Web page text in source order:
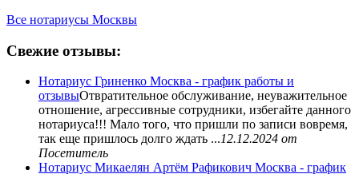
Все нотариусы Москвы
Свежие отзывы:
Нотариус Гриненко Москва - график работы и
отзывыОтвратительное обслуживание, неуважительное
отношение, агрессивные сотрудники, избегайте данного
нотариуса!!! Мало того, что пришли по записи вовремя,
так еще пришлось долго ждать ...12.12.2024 от
Посетитель
Нотариус Микаелян Артём Рафикович Москва - график